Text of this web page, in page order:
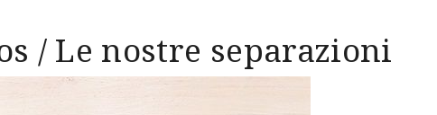
/ Le nostre separazioni